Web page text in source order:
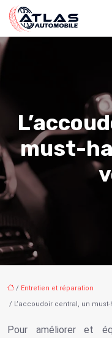
must-
/ Entretien et réparation
/ L’accoudoir central, un
Pour améliorer et